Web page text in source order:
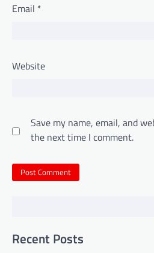
Email *
Website
Save my name, email, and
the next time I comment.
Recent Posts